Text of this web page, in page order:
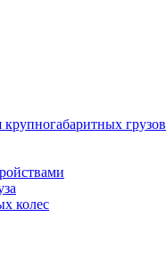
грузов
колес